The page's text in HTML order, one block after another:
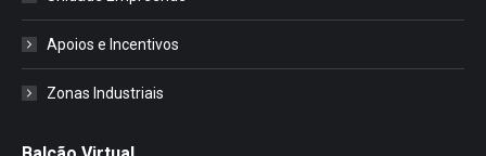
Apoios e Incentivos
Zonas Industriais